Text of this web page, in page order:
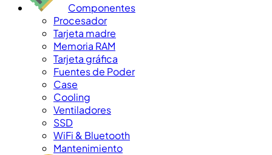
Componentes
Procesador
Tarjeta madre
Memoria RAM
Tarjeta gráfica
Fuentes de Poder
Case
Cooling
Ventiladores
SSD
WiFi & Bluetooth
Mantenimiento